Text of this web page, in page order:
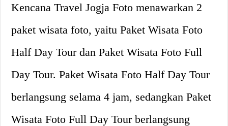
Kencana Travel Jogja Foto menawarkan 2
paket wisata foto, yaitu Paket Wisata Foto
Half Day Tour dan Paket Wisata Foto Full
Day Tour. Paket Wisata Foto Half Day Tour
berlangsung selama 4 jam, sedangkan Paket
Wisata Foto Full Day Tour berlangsung